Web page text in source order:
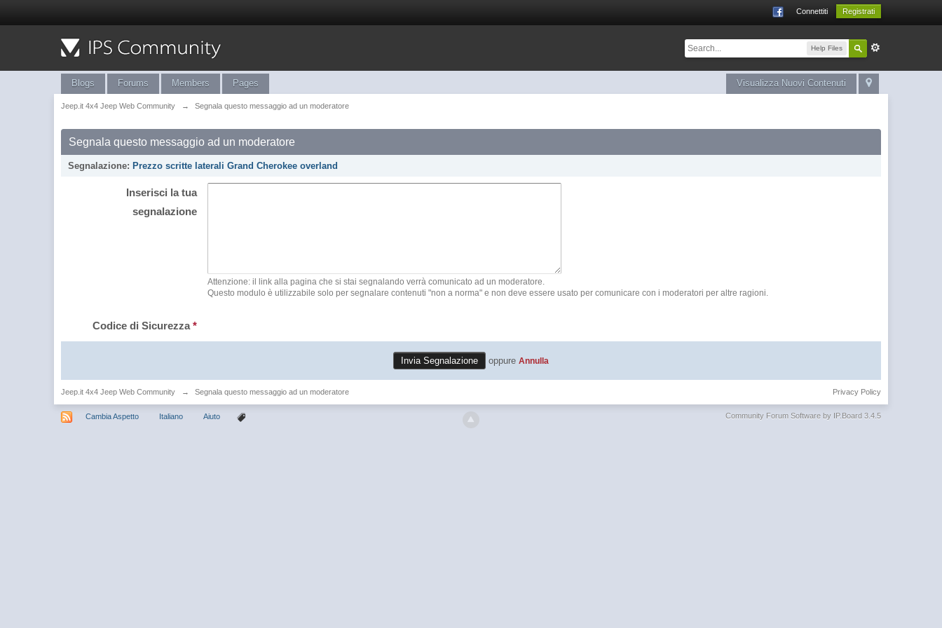
Connettiti Registrati
Help Files
Visualizza Nuovi Contenuti
Blogs Forums Members Pages
Jeep.it 4x4 Jeep Web Community → Segnala questo messaggio ad un moderatore
Segnala questo messaggio ad un moderatore
Segnalazione: Prezzo scritte laterali Grand Cherokee overland
Inserisci la tua
segnalazione
Attenzione: il link alla pagina che si stai segnalando verrà comunicato ad un moderatore.
Questo modulo è utilizzabile solo per segnalare contenuti "non a norma" e non deve essere usato per comunicare con i moderatori per altre ragioni.
Codice di Sicurezza*
oppure Annulla
Jeep.it 4x4 Jeep Web Community → Segnala questo messaggio ad un moderatore Privacy Policy
Cambia Aspetto Italiano Aiuto Community Forum Software by IP.Board 3.4.5